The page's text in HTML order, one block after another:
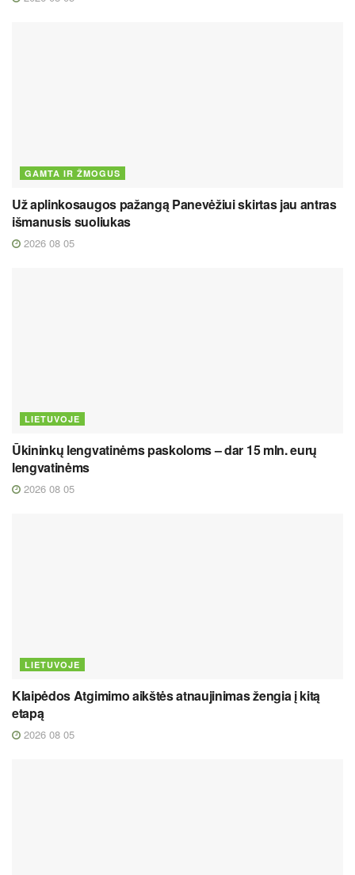
GAMTA IR ŽMOGUS
Už aplinkosaugos pažangą Panevėžiui skirtas jau antras
išmanusis suoliukas
2026 08 05
LIETUVOJE
Ūkininkų lengvatinėms paskoloms – dar 15 mln. eurų
lengvatinėms
2026 08 05
LIETUVOJE
Klaipėdos Atgimimo aikštės atnaujinimas žengia į kitą
etapą
2026 08 05